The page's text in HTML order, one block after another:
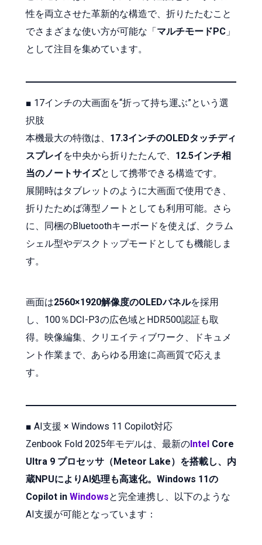
性を両立させた革新的な構造で、折りたたむこと
でさまざまな使い方が可能な「マルチモードPC 」
として注目を集めています。
■ 17インチの大画面を“折って持ち運ぶ”という選
択肢
本機最大の特徴は、 17.3インチのOLEDタッチディ
スプレイ を中央から折りたたんで、 12.5インチ相
当のノートサイズとして携帯できる構造です。
展開時はタブレットのように大画面で使用でき、
折りたためば薄型ノートとしても利用可能。さら
に、同梱のBluetoothキーボードを使えば、クラム
シェル型やデスクトップモードとしても機能しま
す。
画面は2560×1920解像度のOLEDパネルを採用
し、100％DCI-P3の広色域とHDR500認証も取
得。映像編集、クリエイティブワーク、ドキュメ
ント作業まで、あらゆる用途に高画質で応えま
す。
■ AI支援 × Windows 11 Copilot対応
Zenbook Fold 2025年モデルは、最新のIntel Core
Ultra 9 プロセッサ（Meteor Lake）を搭載し、内
蔵NPUによりAI処理も高速化。Windows 11の
Copilot in Windowsと完全連携し、以下のような
AI支援が可能となっています：